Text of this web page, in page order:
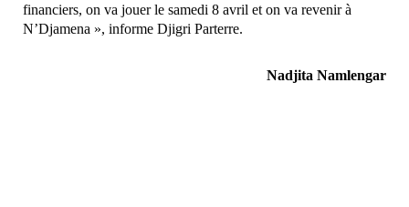
financiers, on va jouer le samedi 8 avril et on va revenir à
N’Djamena », informe Djigri Parterre.
Nadjita Namlengar